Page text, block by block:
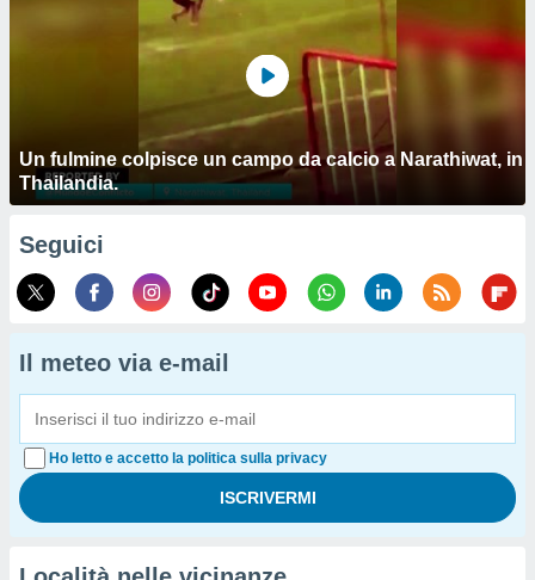
Un fulmine colpisce un campo da calcio a Narathiwat, in
Thailandia.
Seguici
Il meteo via e-mail
Ho letto e accetto la politica sulla privacy